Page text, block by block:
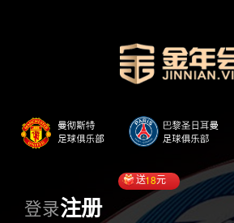
登录注册
送18元